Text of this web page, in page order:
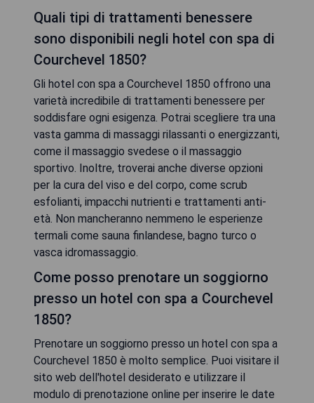
Quali tipi di trattamenti benessere
sono disponibili negli hotel con spa di
Courchevel 1850?
Gli hotel con spa a Courchevel 1850 offrono una
varietà incredibile di trattamenti benessere per
soddisfare ogni esigenza. Potrai scegliere tra una
vasta gamma di massaggi rilassanti o energizzanti,
come il massaggio svedese o il massaggio
sportivo. Inoltre, troverai anche diverse opzioni
per la cura del viso e del corpo, come scrub
esfolianti, impacchi nutrienti e trattamenti anti-
età. Non mancheranno nemmeno le esperienze
termali come sauna finlandese, bagno turco o
vasca idromassaggio.
Come posso prenotare un soggiorno
presso un hotel con spa a Courchevel
1850?
Prenotare un soggiorno presso un hotel con spa a
Courchevel 1850 è molto semplice. Puoi visitare il
sito web dell'hotel desiderato e utilizzare il
modulo di prenotazione online per inserire le date